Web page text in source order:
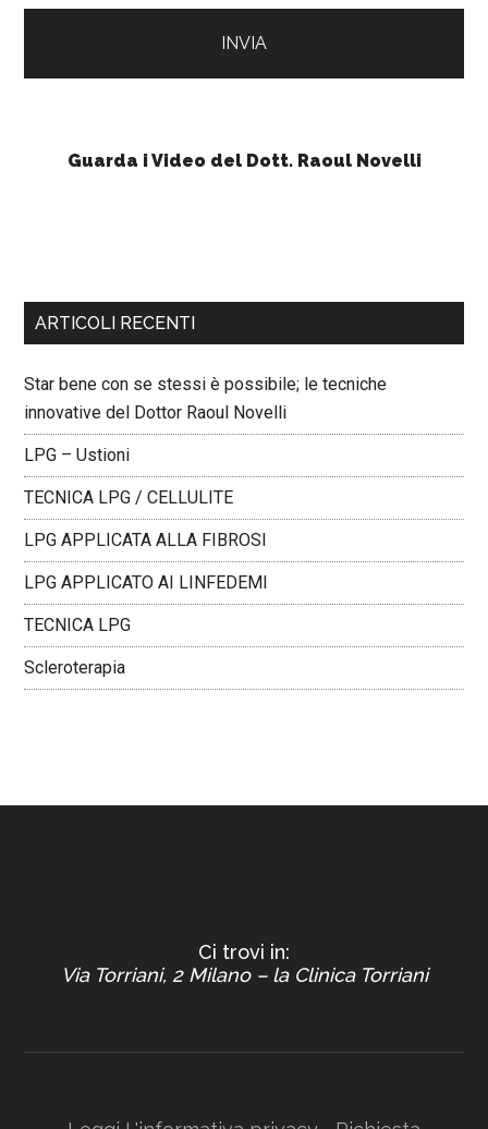
a
*
Guarda i Video del Dott. Raoul Novelli
ARTICOLI RECENTI
Star bene con se stessi è possibile; le tecniche
innovative del Dottor Raoul Novelli
LPG – Ustioni
TECNICA LPG / CELLULITE
LPG APPLICATA ALLA FIBROSI
LPG APPLICATO AI LINFEDEMI
TECNICA LPG
Scleroterapia
Ci trovi in:
Via Torriani, 2 Milano – la Clinica Torriani